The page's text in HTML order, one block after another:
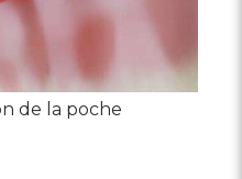
de la poche